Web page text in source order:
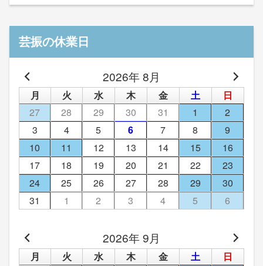
芸振の休業日
2026年 8月
月 火 水 木 金 土
日
27
28 29 30 31 1
2
3
4 5 6 7 8
9
10
11 12 13 14 15
16
17
18 19 20 21 22
23
24
25 26 27 28 29
30
31
1 2 3 4 5 6
2026年 9月
月 火 水 木 金 土
日